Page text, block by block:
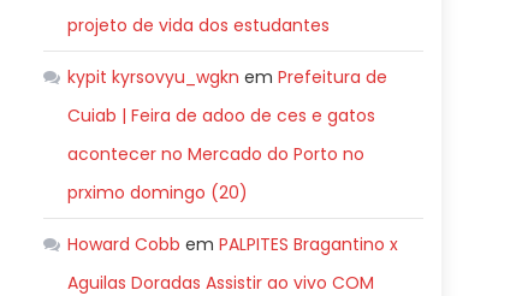
projeto de vida dos estudantes
kypit kyrsovyu_wgkn emPrefeitura de
Cuiab | Feira de adoo de ces e gatos
acontecer no Mercado do Porto no
prximo domingo (20)
Howard Cobb emPALPITES Bragantino x
Aguilas Doradas Assistir ao vivo COM